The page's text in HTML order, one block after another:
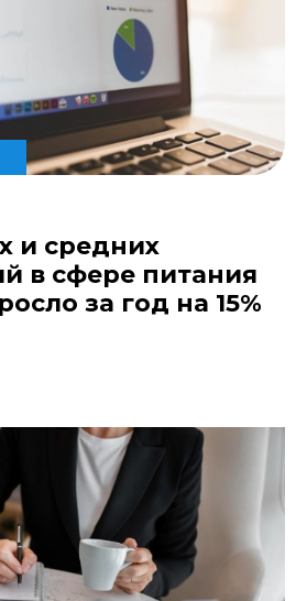
и средних
в сфере питания
за год на 15%